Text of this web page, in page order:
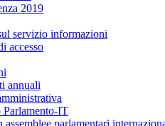
2019
servizio informazioni
accesso
annuali
Parlamento-IT